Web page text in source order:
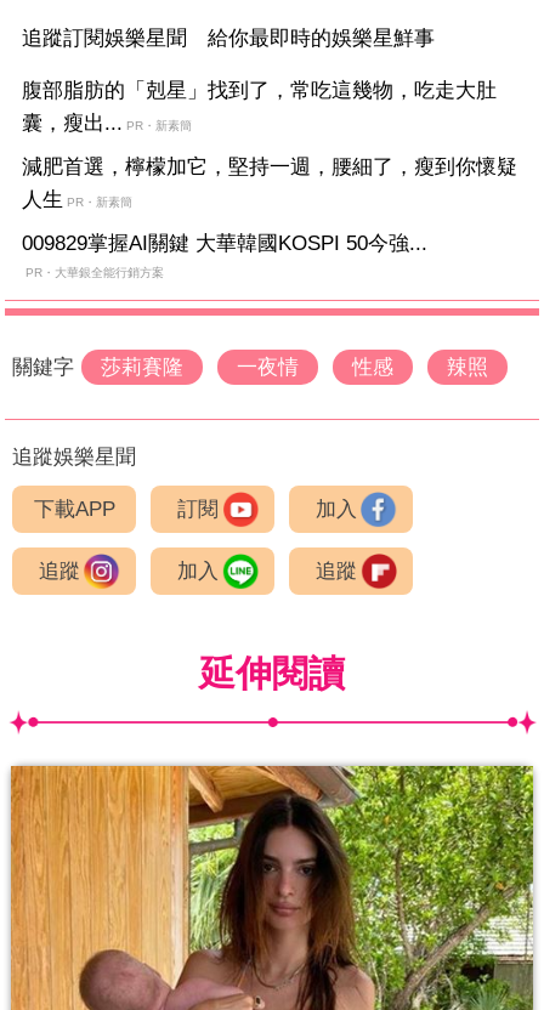
追蹤訂閱娛樂星聞 給你最即時的娛樂星鮮事
腹部脂肪的「剋星」找到了，常吃這幾物，吃走大肚
囊，瘦出... PR・新素簡
減肥首選，檸檬加它，堅持一週，腰細了，瘦到你懷疑
人生 PR・新素簡
009829掌握AI關鍵 大華韓國KOSPI 50今強...
PR・大華銀全能行銷方案
關鍵字 莎莉賽隆 一夜情 性感 辣照
追蹤娛樂星聞
下載APP 訂閱 加入
追蹤 加入 追蹤
延伸閱讀